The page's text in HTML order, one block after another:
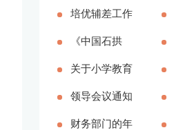
培优辅差工作
计划参考多篇
《中国石拱
桥》文段阅读
答案【通用多
篇】
关于小学教育
实习总结合集
10篇(全文共
领导会议通知
怎么写【精品
财务部门的年